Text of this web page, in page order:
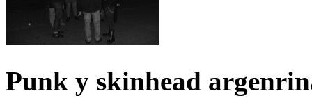
Punk y skinhead